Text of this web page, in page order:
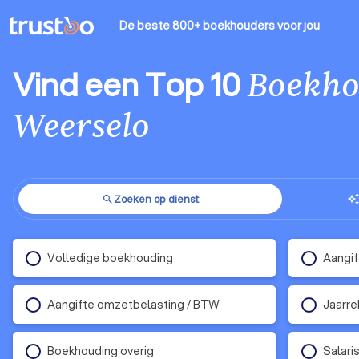
De beste 800+ boekhoudersvoor jou
Vind een Top 10
Weerselo
search Zoeken op dienst
Volledige boekhouding
Aangifte omzetbelasting / BTW
Boekhouding overig